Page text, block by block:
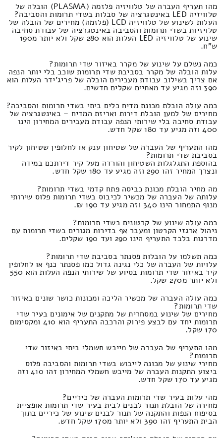
מהו תעריף העברה של טלוויזיה פלזמה (PLASMA) הובלה של
טלוויזיה LED באינטגרציה של סבלות בשדי תרומות והסביבה?
העלות לשינוע של טלוויזיה LCD (פלזמה) מחירים של הובלה של
טלויזיות בשדי תרומות והסביבה באינטגרציה של עבודת סחיבה
שינוע של טלוויזיה LED העלות הוא 280 שקל ולא יותר מ190
ש"ח.
כמה נשלם על שינוע של מקרר באיזור שדי תרומות?
עלות הובלה של מקרר בסביבת שדי תרומות שוכב בלי יותר הנפה
אם צריך בשילוב עבודת מעבירים הובלה של פריג'ידר העלות הוא
390 וזה מגיע עד מאתיים שקלים חדשים.
כמה עולה הובלת מכונת מדיח כלים ביתי בשדי תרומות והסביבה?
מחירים של למען הובלת דירות ואריזת המדיח – באינטגרציה של
עבודת סחיבה בלי שירותי הנפה עבודת מעבירים המחירון הינו
400 וזה מגיע עד 180 שקל חדש.
מהו התעריף של העברה של שטיחון ענק או לחלופין שטיחון לקיר
בסביבת שדי תרומות?
בהוספת התגלגלות השטיחון והורדה מעל קיר דירתכם במידה
ונצרך המחיר זהו 290 וזה מגיע עד 180 שקל חדש.
מה מחיר הובלת מכונת כביסה פתח קדמי בשדי תרומות?
עלותה של העברה של מכשיר לכיבוס בשדי תרומות פלוס שירותי
מנוף התמחור הינו 340 וזה מגיע עד 190 ₪.
כמה עולה שינוע של קרטונים בשדי תרומות?
ניהול ארגזי הקרטון ומעבר אף בדירות מגורים בשדי תרומות עם
מדרגות בלבד התעריף הינו 290 ועד 190 שקלים.
כמה תשלמו על הובלות פסנתר בסביבת שדי תרומות?
עלויות של העברה של כלי נגינה גדול כמו פסנתר כנף או לחלופין
קיר באיזור שדי תרומות בסיוע של שירותי הנפה העלות הוא 550
ולא יותר מ270 שקל.
כמה עולה העברה של מכשיר הליכה ומכונות כושר שונים באיזור
שדי תרומות?
מחירים של שינוע במסחרית של מתקנים של אימונים בעיר שדי
תרומות יחד עם לבצע פירוק והרכבה התעריף הוא 410 ומקסימום
170 שקל.
מהו התעריף של העברה של מייבש חשמלי ביתי באיזור שדי
תרומות?
מחירי שינוע של מכונה לייבוש בשדי תרומות והסביבה פלוס
ביצוע התקנות העברה של מייבש חשמלי המחירון זהו 410 וזה
מגיע עד 170 שקל חדש.
מהי עלות בעיר שדי תרומות העברה של כיריים?
מחירה של הובלת תנור לבנים לבית בעיר שדי תרומות אופציית
בסיפוח הנפות והתקנה של תנור לבנים שינוע של כיריים בתוך
הבית התעריף זהו 390 ולא יותר מ170 שקל חדש.